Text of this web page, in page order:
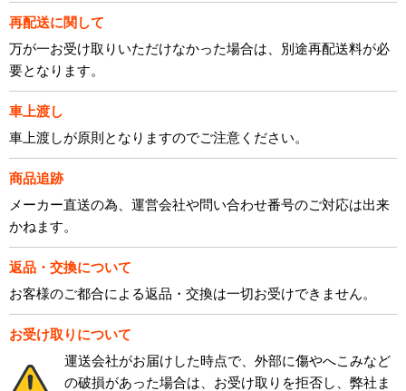
再配送に関して
万が一お受け取りいただけなかった場合は、別途再配送料が必
要となります。
車上渡し
車上渡しが原則となりますのでご注意ください。
商品追跡
メーカー直送の為、運営会社や問い合わせ番号のご対応は出来
かねます。
返品・交換について
お客様のご都合による返品・交換は一切お受けできません。
お受け取りについて
運送会社がお届けした時点で、外部に傷やへこみなど
の破損があった場合は、お受け取りを拒否し、弊社ま